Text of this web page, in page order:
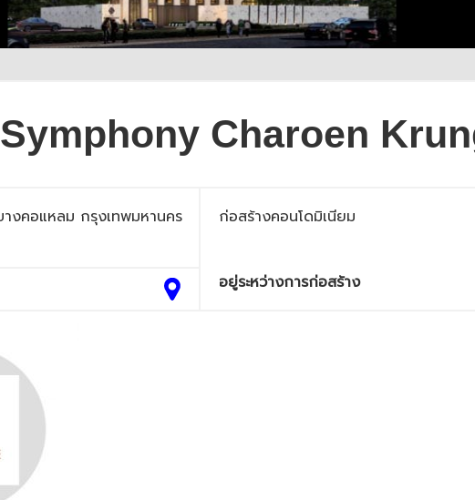
Charoen
งคอแหลม กรุงเทพมหานคร ก่อสร้างคอนโดมิเนียม
อยู่ระหว่างการก่อสร้าง